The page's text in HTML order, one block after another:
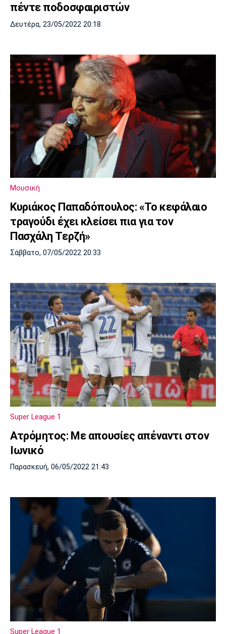
πέντε ποδοσφαιριστών
Δευτέρα, 23/05/2022 20:18
Μουσική
Κυριάκος Παπαδόπουλος: «Το κεφάλαιο
τραγούδι έχει κλείσει πια για τον
Πασχάλη Τερζή»
Σάββατο, 07/05/2022 20:33
Super League 1
Ατρόμητος: Με απουσίες απέναντι στον
Ιωνικό
Παρασκευή, 06/05/2022 21:43
Super League 1